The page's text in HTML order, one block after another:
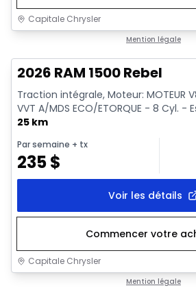
Capitale Chrysler
Mention légale
2026 RAM 1500 Rebel
Traction intégrale, Moteur: MOTEUR
VVT A/MDS ECO/ETORQUE - 8 Cyl. -
25 km
Par semaine + tx
235$
Voir les détails
Commencer votre
Capitale Chrysler
Mention légale